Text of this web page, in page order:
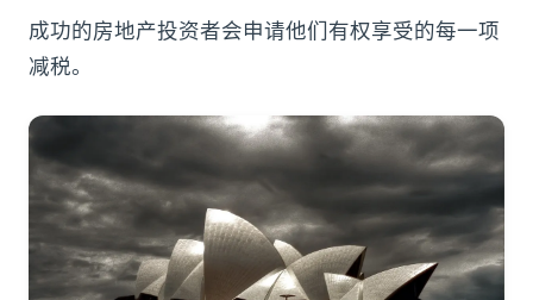
成功的房地产投资者会申请他们有权享受的每一项
减税。